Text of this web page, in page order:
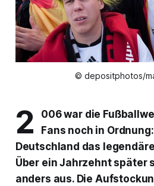
© depositphotos/
2
006 war die
Fans noch in
Deutschland das
Über ein Jahrzehnt später
anders aus. Die